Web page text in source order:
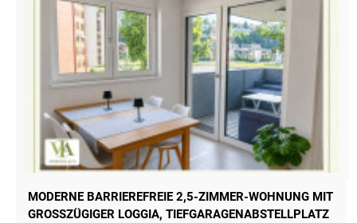
PRESSE
MODERNE BARRIEREFREIE 2,5-ZIMMER-WOHNUNG MIT
GROSSZÜGIGER LOGGIA, TIEFGARAGENABSTELLPLATZ I